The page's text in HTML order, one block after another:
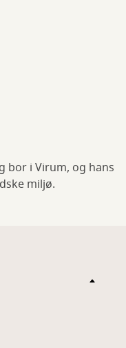
bor i Virum, og hans
miljø.